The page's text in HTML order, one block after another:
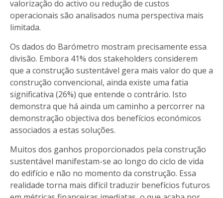
valorização do activo ou redução de custos
operacionais são analisados numa perspectiva mais
limitada.
Os dados do Barómetro mostram precisamente essa
divisão. Embora 41% dos stakeholders considerem
que a construção sustentável gera mais valor do que a
construção convencional, ainda existe uma fatia
significativa (26%) que entende o contrário. Isto
demonstra que há ainda um caminho a percorrer na
demonstração objectiva dos benefícios económicos
associados a estas soluções.
Muitos dos ganhos proporcionados pela construção
sustentável manifestam-se ao longo do ciclo de vida
do edifício e não no momento da construção. Essa
realidade torna mais difícil traduzir benefícios futuros